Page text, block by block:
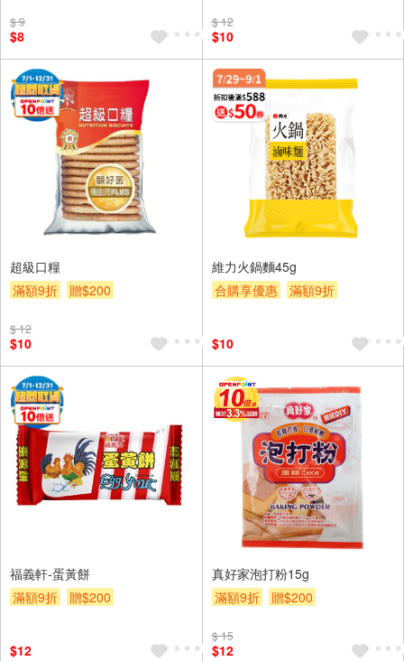
$ 9
$8
$ 12
$10
超級口糧
滿額9折
贈$200
$ 12
$10
維力火鍋麵45g
合購享優惠
滿額9折
$10
福義軒-蛋黃餅
滿額9折
贈$200
$12
真好家泡打粉15g
滿額9折
贈$200
$ 15
$12